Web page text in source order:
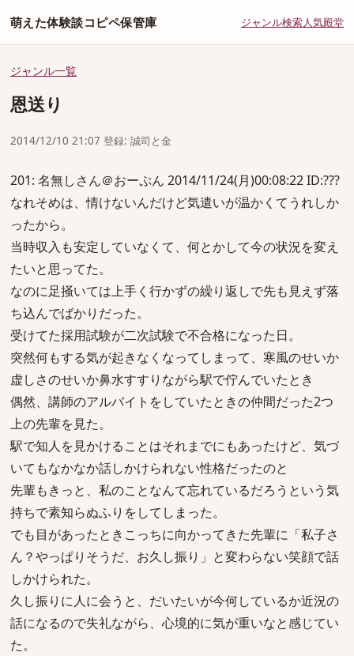
萌えた体験談コピペ保管庫 ジャンル検索人気殿堂
ジャンル一覧
恩送り
2014/12/10 21:07 登録: 誠司と金
201: 名無しさん＠おーぷん 2014/11/24(月)00:08:22 ID:???
なれそめは、情けないんだけど気遣いが温かくてうれしか
ったから。
当時収入も安定していなくて、何とかして今の状況を変え
たいと思ってた。
なのに足掻いては上手く行かずの繰り返しで先も見えず落
ち込んでばかりだった。
受けてた採用試験が二次試験で不合格になった日。
突然何もする気が起きなくなってしまって、寒風のせいか
虚しさのせいか鼻水すすりながら駅で佇んでいたとき
偶然、講師のアルバイトをしていたときの仲間だった2つ
上の先輩を見た。
駅で知人を見かけることはそれまでにもあったけど、気づ
いてもなかなか話しかけられない性格だったのと
先輩もきっと、私のことなんて忘れているだろうという気
持ちで素知らぬふりをしてしまった。
でも目があったときこっちに向かってきた先輩に「私子さ
ん？やっぱりそうだ、お久し振り」と変わらない笑顔で話
しかけられた。
久し振りに人に会うと、だいたいが今何しているか近況の
話になるので失礼ながら、心境的に気が重いなと感じてい
た。